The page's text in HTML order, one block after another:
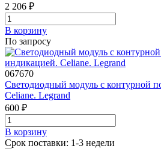
2 206 ₽
В корзинy
По запросу
067670
Светодиодный модуль с контурной
Celiane. Legrand
600 ₽
В корзинy
Срок поставки: 1-3 недели